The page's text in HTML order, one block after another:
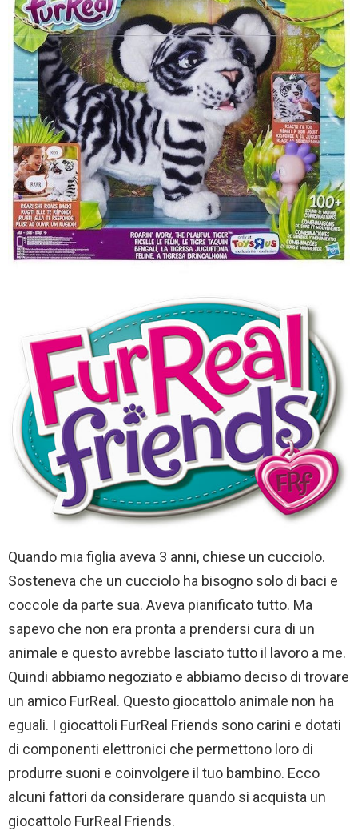
Quando mia figlia aveva 3 anni, chiese un cucciolo.
Sosteneva che un cucciolo ha bisogno solo di baci e
coccole da parte sua. Aveva pianificato tutto. Ma
sapevo che non era pronta a prendersi cura di un
animale e questo avrebbe lasciato tutto il lavoro a me.
Quindi abbiamo negoziato e abbiamo deciso di trovare
un amico FurReal. Questo giocattolo animale non ha
eguali. I giocattoli FurReal Friends sono carini e dotati
di componenti elettronici che permettono loro di
produrre suoni e coinvolgere il tuo bambino. Ecco
alcuni fattori da considerare quando si acquista un
giocattolo FurReal Friends.